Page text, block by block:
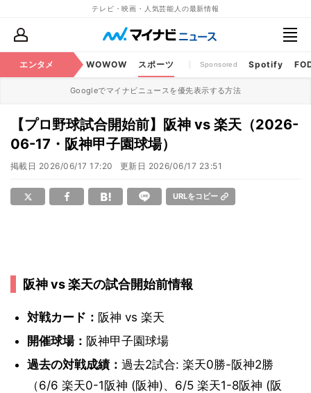
テレビ・映画・人気芸能人の最新情報
エンタメ
・CS番組 WOWOW スポーツ Sponsored Spotify
Googleでマイナビニュースを優先表示する方法
【プロ野球試合開始前】阪神 vs 楽天（2026-
06-17・阪神甲子園球場）
掲載日 2026/06/17 17:20 更新日 2026/06/17 23:51
URLをコピー
阪神 vs 楽天の試合開始前情報
対戦カード： 阪神 vs 楽天
開催球場： 阪神甲子園球場
過去の対戦成績： 過去2試合: 楽天0勝-阪神2勝
（6/6 楽天0-1阪神 (阪神)、6/5 楽天1-8阪神 (阪